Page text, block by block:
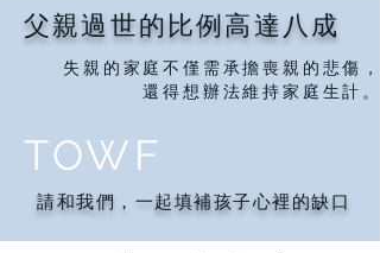
父親過世的比例高達八成
失親的家庭不僅需承擔喪親的悲傷，
​還得想辦法維持家庭生計。
TOWF
​請和我們，一起填補孩子心裡的缺口